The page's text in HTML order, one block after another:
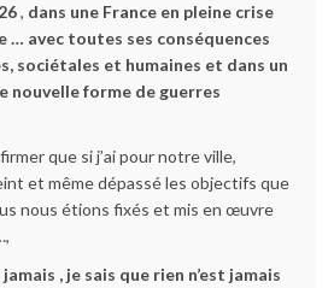
, dans une France en pleine crise
avec toutes ses conséquences
sociétales et humaines et dans un
nouvelle forme de guerres
que si j’ai pour notre ville,
et même dépassé les objectifs que
nous étions fixés et mis en œuvre
, je sais que rien n’est jamais